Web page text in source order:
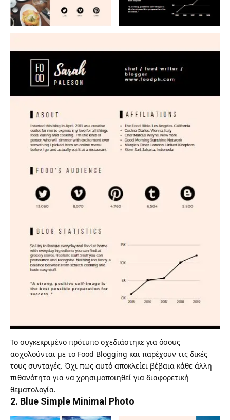
Το συγκεκριμένο πρότυπο σχεδιάστηκε για όσους
ασχολούνται με το Food Blogging και παρέχουν τις δικές
τους συνταγές. Όχι πως αυτό αποκλείει βέβαια κάθε άλλη
πιθανότητα για να χρησιμοποιηθεί για διαφορετική
θεματολογία.
2. Blue Simple Minimal Photo